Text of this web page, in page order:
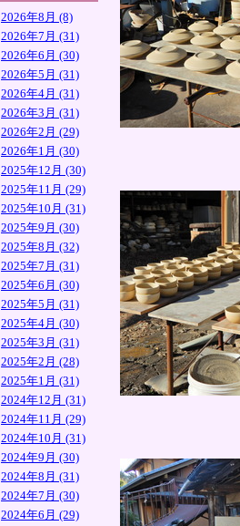
2026年8月 (8)
2026年7月 (31)
2026年6月 (30)
2026年5月 (31)
2026年4月 (31)
2026年3月 (31)
2026年2月 (29)
2026年1月 (30)
2025年12月 (30)
2025年11月 (29)
2025年10月 (31)
2025年9月 (30)
2025年8月 (32)
2025年7月 (31)
2025年6月 (30)
2025年5月 (31)
2025年4月 (30)
2025年3月 (31)
2025年2月 (28)
2025年1月 (31)
2024年12月 (31)
2024年11月 (29)
2024年10月 (31)
2024年9月 (30)
2024年8月 (31)
2024年7月 (30)
2024年6月 (29)